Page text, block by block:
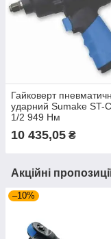
Гайковерт
ударний Sumake ST-
1/2 949 Нм
10 435,05 ₴
Акційні
–10%